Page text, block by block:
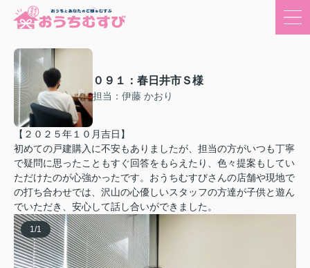
０９１：春日井市Ｓ様
担当：伊藤 かおり
【２０２５年１０月吉日】
初めての戸建購入に不安もありましたが、担当の方がいつも丁寧
で疑問に思ったこともすぐ回答をもらえたり、色々提案もしてい
ただけたのが心強かったです。おうちむすびさんの店舗や現地で
の打ち合わせでは、沢山の心優しいスタッフの方達が子供と遊ん
でいただき、安心して話し合いができました。
1/1